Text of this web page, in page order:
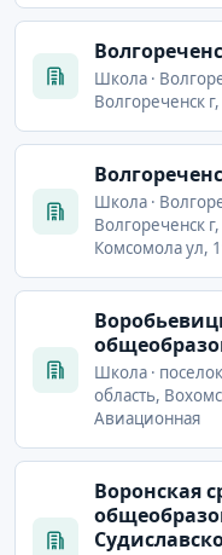
Школа ·
Волгореченск
Школа ·
Волгореченск
Комсомола ул,
Школа ·
область,
Авиационная
Воронская